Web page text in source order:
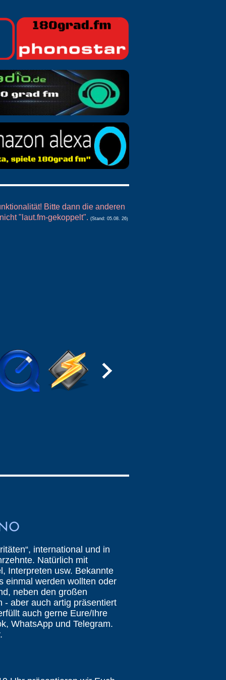
Bitte dann die anderen
"laut.fm-gekoppelt". (Stand: 05.08. 26)
international und in
Natürlich mit
Interpreten usw. Bekannte
einmal werden wollten oder
neben den großen
- aber auch artig präsentiert
auch gerne Eure/Ihre
WhatsApp und Telegram.